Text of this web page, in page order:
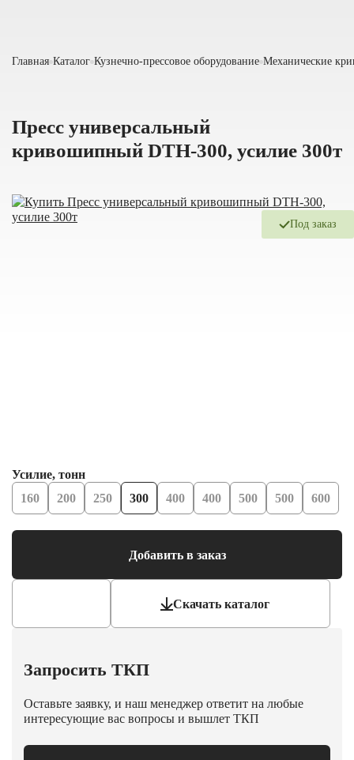
Главная Каталог Кузнечно-прессовое оборудование Механические
Пресс универсальный
кривошипный DTH-300, усилие 300т
Под заказ
Усилие, тонн
160
200 250 300 400 400 500 500 600
Добавить в заказ
Скачать каталог
Запросить ТКП
Оставьте заявку, и наш менеджер ответит на любые
интересующие вас вопросы и вышлет ТКП